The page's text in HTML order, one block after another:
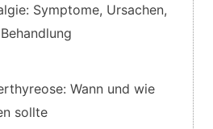
Symptome, Ursachen,
Wann und wie
sollte